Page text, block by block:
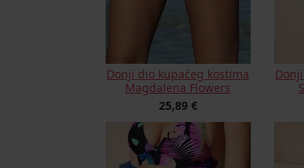
Donji dio kupaćeg kostima
Magdalena Flowers
25,89 €